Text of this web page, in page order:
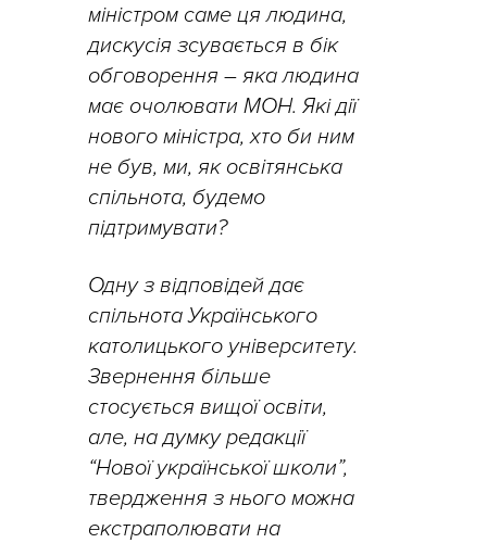
міністром саме ця людина,
дискусія зсувається в бік
обговорення – яка людина
має очолювати МОН. Які дії
нового міністра, хто би ним
не був, ми, як освітянська
спільнота, будемо
підтримувати?
Одну з відповідей дає
спільнота Українського
католицького університету.
Звернення більше
стосується вищої освіти,
але, на думку редакції
“Нової української школи”,
твердження з нього можна
екстраполювати на